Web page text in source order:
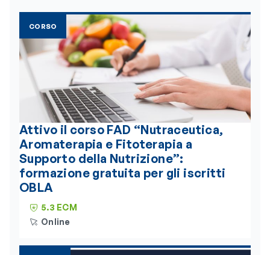
CORSO
Attivo il corso FAD “Nutraceutica,
Aromaterapia e Fitoterapia a
Supporto della Nutrizione”:
formazione gratuita per gli iscritti
OBLA
5.3 ECM
Online